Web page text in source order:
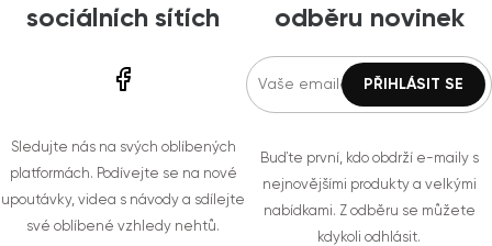
sociálních sítích
Sledujte nás na svých oblíbených
platformách. Podívejte se na nové
upoutávky, videa s návody a sdílejte
své oblíbené vzhledy nehtů.
odběru novinek
Buďte první, kdo obdrží e-maily s
nejnovějšími produkty a velkými
nabídkami. Z odběru se můžete
kdykoli odhlásit.